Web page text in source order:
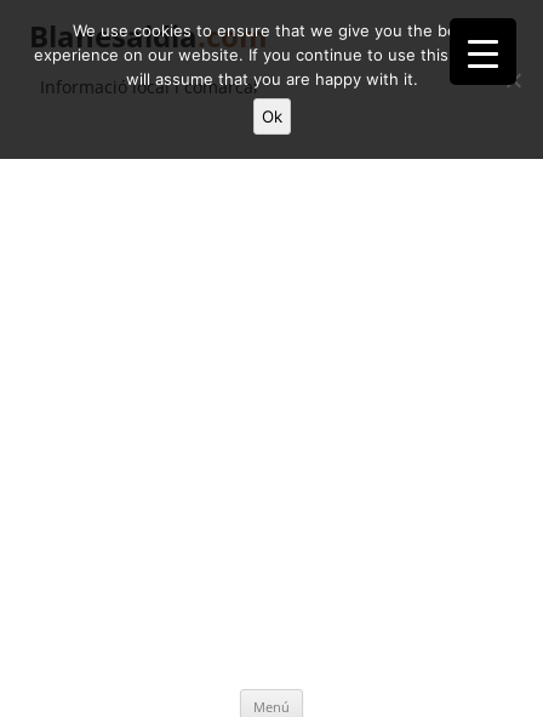
Blanesaldia.com
Informació local i comarcal
Menú
We use cookies to ensure that we give you the best
experience on our website. If you continue to use this site we
will assume that you are happy with it.
Ok